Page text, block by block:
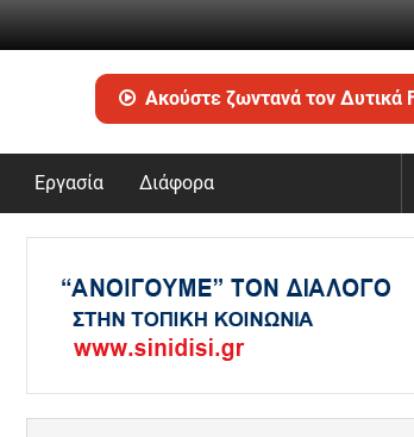
Ακούστε ζωντανά τον Δυτικά
Εργασία Διάφορα